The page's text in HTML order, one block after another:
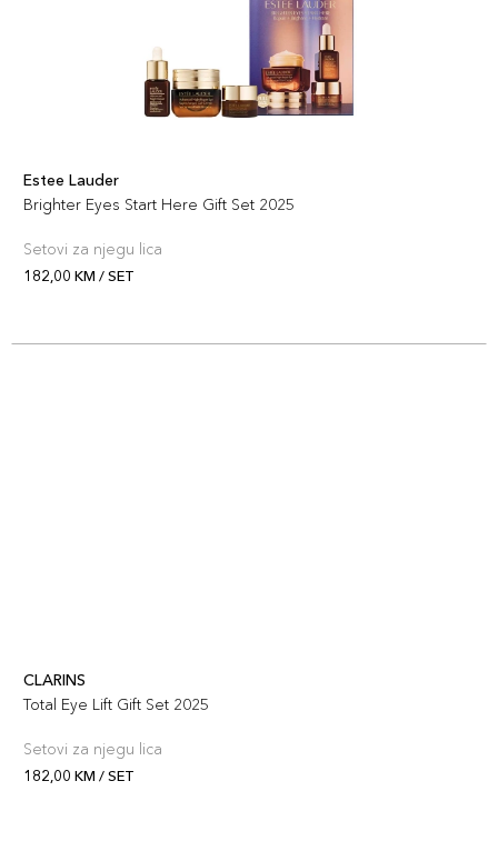
Estee Lauder
Brighter Eyes Start Here Gift Set 2025
Setovi za njegu lica
182,00 KM / SET
CLARINS
Total Eye Lift Gift Set 2025
Setovi za njegu lica
182,00 KM / SET